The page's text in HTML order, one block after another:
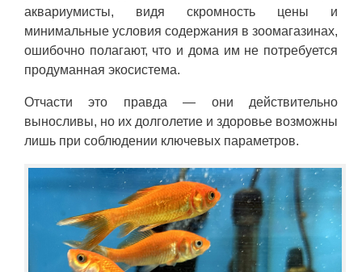
аквариумисты, видя скромность цены и
минимальные условия содержания в зоомагазинах,
ошибочно полагают, что и дома им не потребуется
продуманная экосистема.
Отчасти это правда — они действительно
выносливы, но их долголетие и здоровье возможны
лишь при соблюдении ключевых параметров.